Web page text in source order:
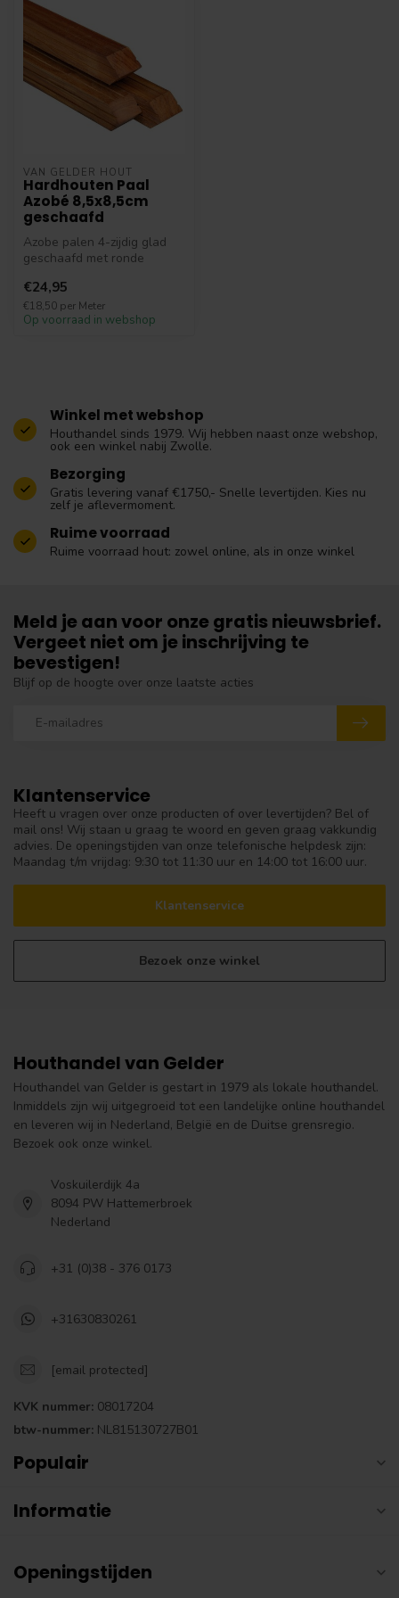
VAN GELDER HOUT
Hardhouten Paal
Azobé 8,5x8,5cm
geschaafd
Azobe palen 4-zijdig glad
geschaafd met ronde
Robuuste hard...
€24,95
€18,50 per Meter
Op voorraad in webshop
Winkel met webshop
Houthandel sinds 1979. Wij hebben naast onze webshop,
ook een winkel nabij Zwolle.
Bezorging
Gratis levering vanaf €1750,- Snelle levertijden. Kies nu
zelf je aflevermoment.
Ruime voorraad
Ruime voorraad hout: zowel online, als in onze winkel
Klantenservice
Heeft u vragen over onze producten of over levertijden? Bel of
mail ons! Wij staan u graag te woord en geven graag vakkundig
advies. De openingstijden van onze telefonische helpdesk zijn:
Maandag t/m vrijdag: 9:30 tot 11:30 uur en 14:00 tot 16:00 uur.
Klantenservice
Bezoek onze winkel
Meld je aan voor onze gratis nieuwsbrief.
Vergeet niet om je inschrijving te
bevestigen!
Blijf op de hoogte over onze laatste acties
Houthandel van Gelder
Houthandel van Gelder is gestart in 1979 als lokale houthandel.
Inmiddels zijn wij uitgegroeid tot een landelijke online houthandel
en leveren wij in Nederland, België en de Duitse grensregio.
Bezoek ook onze winkel.
Voskuilerdijk 4a
8094 PW Hattemerbroek
Nederland
+31 (0)38 - 376 0173
+31630830261
[email protected]
KVK nummer: 08017204
btw-nummer: NL815130727B01
Populair
Informatie
Openingstijden